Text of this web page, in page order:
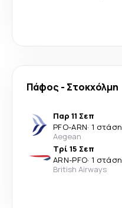
Πάφος - Στοκχόλμη
Παρ 11 Σεπ
PFO-ARN· 1 στάση
Aegean
Τρί 15 Σεπ
ARN-PFO· 1 στάση
British Airways